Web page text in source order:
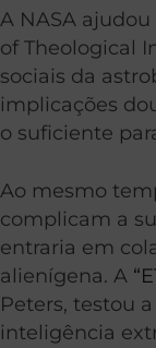
A NASA ajudou
of Theological
sociais da
implicações
o suficiente
Ao mesmo
complicam a
entraria em
alienígena. A
Peters, testou
inteligência